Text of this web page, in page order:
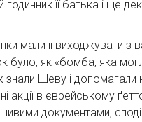
її батька і ще
мали її виходжувати з
було, як «бомба, яка
знали Шеву і допомагали
акції в єврейському
документами,